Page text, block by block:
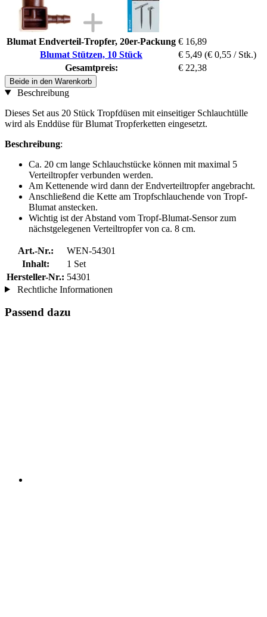
Blumat Endverteil-Tropfer, 20er-Packung € 16,89
Blumat Stützen, 10 Stück
€ 5,49 (€ 0,55 / Stk.)
Gesamtpreis:
€ 22,38
Beide in den Warenkorb
Beschreibung
Dieses Set aus 20 Stück Tropfdüsen mit einseitiger Schlauchtülle
wird als Enddüse für Blumat Tropferketten eingesetzt.
Beschreibung:
Ca. 20 cm lange Schlauchstücke können mit maximal 5
Verteiltropfer verbunden werden.
Am Kettenende wird dann der Endverteiltropfer angebracht.
Anschließend die Kette am Tropfschlauchende von Tropf-
Blumat anstecken.
Wichtig ist der Abstand vom Tropf-Blumat-Sensor zum
nächstgelegenen Verteiltropfer von ca. 8 cm.
Art.-Nr.:
WEN-54301
Inhalt:
1 Set
Hersteller-Nr.: 54301
Rechtliche Informationen
Passend dazu